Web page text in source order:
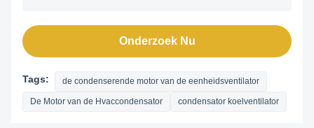
Onderzoek Nu
Tags: de condenserende motor van de eenheidsventilator
De Motor van de Hvaccondensator condensator koelventilator